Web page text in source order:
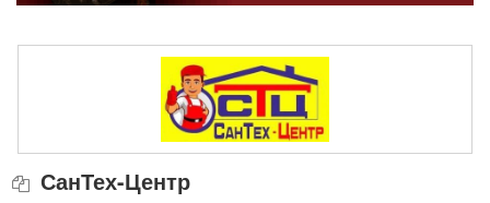
Объявления Недвижимость Услуги
Транспорт
СанТех-Центр